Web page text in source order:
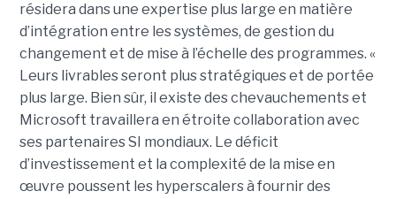
résidera dans une expertise plus large en matière
d’intégration entre les systèmes, de gestion du
changement et de mise à l’échelle des programmes. «
Leurs livrables seront plus stratégiques et de portée
plus large. Bien sûr, il existe des chevauchements et
Microsoft travaillera en étroite collaboration avec
ses partenaires SI mondiaux. Le déficit
d’investissement et la complexité de la mise en
œuvre poussent les hyperscalers à fournir des